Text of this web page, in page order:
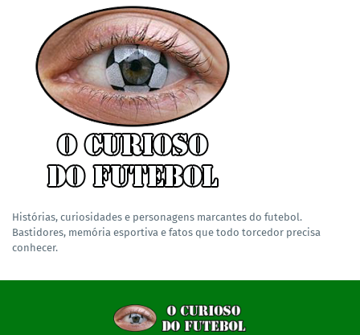
Histórias, curiosidades e personagens marcantes do futebol.
Bastidores, memória esportiva e fatos que todo torcedor precisa
conhecer.